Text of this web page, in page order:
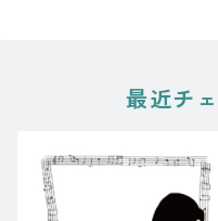
最近チ